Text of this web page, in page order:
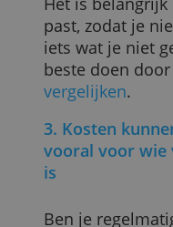
hetzelfde
Dacht je dat
bankrekening
niet
Het is